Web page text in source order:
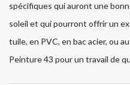
spécifiques qui auront une
soleil et qui pourront offrir un
tuile, en PVC, en bac acier, ou
Peinture 43 pour un travail de